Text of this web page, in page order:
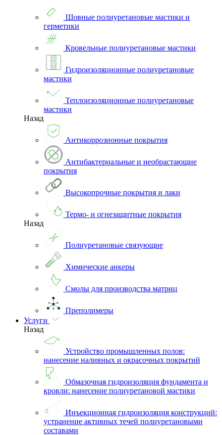
Шовные полиуретановые мастики и
герметики
Кровельные полиуретановые мастики
Гидроизоляционные полиуретановые
мастики
Теплоизоляционные полиуретановые
мастики
Назад
Антикоррозионные покрытия
Антибактериальные и необрастающие
покрытия
Высокопрочные покрытия и лаки
Термо- и огнезащитные покрытия
Назад
Полиуретановые связующие
Химические анкеры
Смолы для производства матриц
Преполимеры
Услуги
Назад
Устройство промышленных полов:
нанесение наливных и окрасочных покрытий
Обмазочная гидроизоляция фундамента и
кровли: нанесение полиуретановой мастики
Инъекционная гидроизоляция конструкций:
устранение активных течей полиуретановыми
составами